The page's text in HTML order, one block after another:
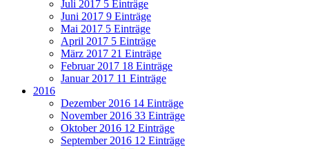
Juli 2017 5 Einträge
Juni 2017 9 Einträge
Mai 2017 5 Einträge
April 2017 5 Einträge
März 2017 21 Einträge
Februar 2017 18 Einträge
Januar 2017 11 Einträge
2016
Dezember 2016 14 Einträge
November 2016 33 Einträge
Oktober 2016 12 Einträge
September 2016 12 Einträge